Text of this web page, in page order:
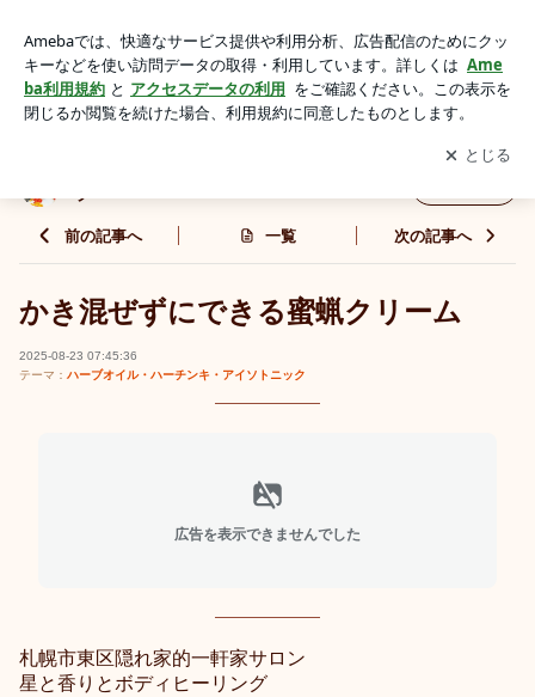
リング ティダアヤのブログ
アプリをダウンロードして ブログの更新通知
を受け取りまし
ょう。
開く
グ
前の記事へ 一覧 次の記事へ
かき混ぜずにできる蜜蝋クリーム
2025-08-23 07:45:36
テーマ： ハーブオイル・ハーチンキ・アイソトニック
広告を表示できませんでした
札幌市東区隠れ家的一軒家サロン
星と香りとボディヒーリング